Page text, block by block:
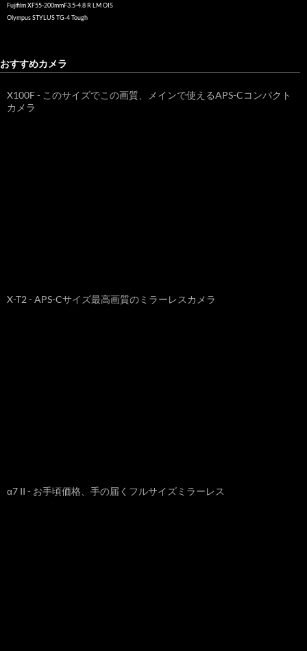
Fujifilm XF55-200mmF3.5-4.8 R LM OIS
Olympus STYLUS TG-4 Tough
おすすめカメラ
X100F - このサイズでこの画質、メインで使えるAPS-Cコンパクト
カメラ
X-T2 - APS-Cサイズ最高画質のミラーレスカメラ
α7 II - お手頃価格、手の届くフルサイズミラーレス